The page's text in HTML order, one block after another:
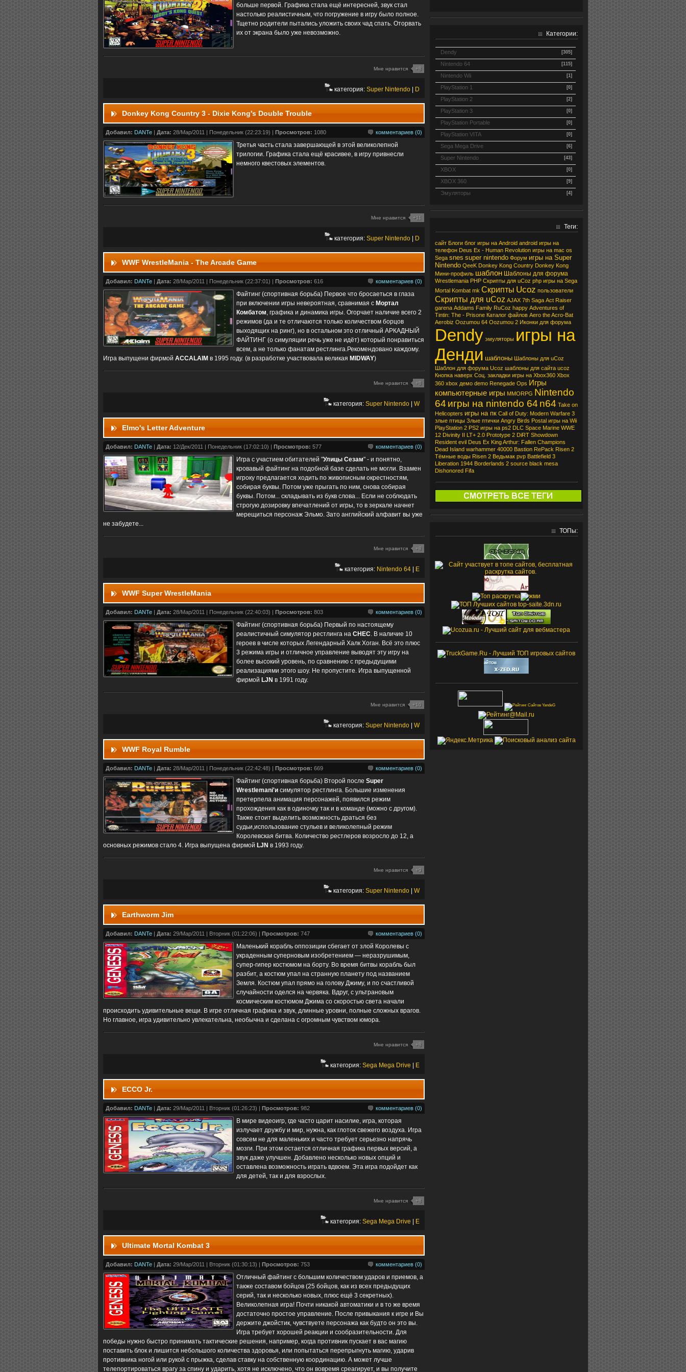
больше первой. Графика стала ещё интересней, звук стал
настолько реалистичным, что погружение в игру было полное.
Тщетно родители пытались уложить своих чад спать. Оторвать
их от экрана было уже невозможно.
Мне нравится +8
категория: Super Nintendo D
Donkey Kong Country 3 - Dixie Kong's Double Trouble
комментариев (0)
Добавил: DANTe | Дата: 28/Мар/2011 | Понедельник (22:23:19) | Просмотров: 1080
Третья часть стала завершающей в этой великолепной
трилогии. Графика стала ещё красивее, в игру привнесли
немного квестовых элементов.
Мне нравится +11
категория: Super Nintendo D
WWF WrestleMania - The Arcade Game
комментариев (0)
Добавил: DANTe | Дата: 28/Мар/2011 | Понедельник (22:37:01) | Просмотров: 616
Файтинг (спортивная борьба) Первое что бросаеться в глаза
при включении игры невероятная, сравнимая с Мортал
Комбатом, графика и динамика игры. Огорчает наличие всего 2
режимов (да и те отличаются только количеством борцов
выходящих на ринг), но в остальном это отличный АРКАДНЫЙ
ФАЙТИНГ (о симуляции речь уже не идёт) который понравиться
всем, а не только фанатам рестлинга.Рекомендовано каждому.
Игра выпущени фирмой ACCALAIM в 1995 году. (в разработке участвовала великая MIDWAY)
Мне нравится +8
категория: Super Nintendo W
Elmo's Letter Adventure
комментариев (0)
Добавил: DANTe | Дата: 12/Дек/2011 | Понедельник (17:02:10) | Просмотров: 577
Игра с участием обитателей "Улицы Сезам" - и понятно,
кровавый файтинг на подобной базе сделать не могли. Взамен
игроку предлагается ходить по живописным окрестностям,
собирая буквы. Потом уже прыгать по ним, снова собирая
буквы. Потом... складывать из букв слова... Если не соблюдать
строгую дозировку впечатлений от игры, то в зеркале начнет
мерещиться персонаж Эльмо. Зато английский алфавит вы уже
не забудете...
Мне нравится +8
категория: Nintendo 64 E
WWF Super WrestleMania
комментариев (0)
Добавил: DANTe | Дата: 28/Мар/2011 | Понедельник (22:40:03) | Просмотров: 803
Файтинг (спортивная борьба) Первый по настоящему
реалистичный симулятор рестлинга на СНЕС. В наличие 10
героев в числе которых Легендарный Халк Хоган. Всё это плюс
3 режима игры и отличное управление выводят эту игру на
более высокий уровень, по сравнению с предыдущими
реализациями этого шоу. Не пропустите. Игра выпущенной
фирмой LJN в 1991 году.
Мне нравится +10
категория: Super Nintendo W
WWF Royal Rumble
комментариев (0)
Добавил: DANTe | Дата: 28/Мар/2011 | Понедельник (22:42:48) | Просмотров: 669
Файтинг (спортивная борьба) Второй после Super
Wrestlemani'и симулятор рестлинга. Большие изменения
претерпела анимация персонажей, появился режим
прохождения как в одиночку так и в команде (можно с другом).
Также стоит выделить возможность драться без
судьи,использование стульев и великолепный режим
Королевская битва. Количество рестлеров возросло до 12, а
основных режимов стало 4. Игра выпущена фирмой LJN в 1993 году.
Мне нравится +9
категория: Super Nintendo W
Earthworm Jim
комментариев (0)
Добавил: DANTe | Дата: 29/Мар/2011 | Вторник (01:22:06) | Просмотров: 747
Маленький корабль оппозиции сбегает от злой Королевы с
украденным суперновым изобретением — неразрушимым,
супер-гипер костюмом на борту. Во время битвы корабль был
разбит, а костюм упал на странную планету под названием
Земля. Костюм упал прямо на голову Джиму, и по счастливой
случайности оделся на червяка. Вдруг, с ультрановым
космическим костюмом Джима со скоростью света начали
происходить удивительные вещи. В игре отличная графика и звук, длинные уровни, полные сложных врагов.
Но главное, игра удивительно увлекательна, необычна и сделана с огромным чувством юмора.
Мне нравится +8
категория: Sega Mega Drive E
ECCO Jr.
комментариев (0)
Добавил: DANTe | Дата: 29/Мар/2011 | Вторник (01:26:23) | Просмотров: 982
В мире видеоигр, где часто царит насилие, игра, которая
излучает дружбу и мир, нужна, как глоток свежего воздуха. Игра
совсем не для маленьких и часто требует серьезно напрячь
мозги. При этом остается отличная графика первых версий, а
звук даже улучшен. Добавлено несколько новых опций и
оставлена возможность играть вдвоем. Эта игра подойдет как
для детей, так и для взрослых.
Мне нравится +8
категория: Sega Mega Drive E
Ultimate Mortal Kombat 3
комментариев (0)
Добавил: DANTe | Дата: 29/Мар/2011 | Вторник (01:30:13) | Просмотров: 753
Отличный файтинг с большим количеством ударов и приемов, а
также составом бойцов (25 бойцов, как из всех предыдущих
серий, так и несколько новых, плюс ещё 3 секретных).
Великолепная игра! Почти никакой автоматики и в то же время
достаточно простое управление. После привыкания к игре и Вы
держите джойстик, чувствуете персонажа как будто он это вы.
Игра требует хорошей реакции и сообразительности. Для
победы нужно быстро принимать тактические решения, например, когда противник пускает в вас магию
поставить блок и лишится небольшого количества здоровья, или попытаться перепрыгнуть магию, ударив
противника ногой или рукой с прыжка, сделав ставку на собственную координацию. А может лучше
телепортироваться врагу за спину и ударить, хотя не исключено, что он вовремя среагирует, и вы получите
Категории:
Dendy [305]
Nintendo 64 [115]
Nintendo Wii [1]
PlayStation 1 [0]
PlayStation 2 [2]
PlayStation 3 [0]
PlayStation Portable [0]
PlayStation VITA [0]
Sega Mega Drive [6]
Super Nintendo [43]
XBOX [0]
XBOX 360 [9]
Эмуляторы [4]
Теги:
сайт Блоги блог игры на Android android игры на
телефон Deus Ex - Human Revolution игры на mac os
Sega snes super nintendo Форум игры на Super
Nintendo QeeK Donkey Kong Country Donkey Kong
Мини-профиль шаблон Шаблоны для форума
Wrestlemania PHP Скрипты для uCoz php игры на Sega
Mortal Kombat mk Скрипты Ucoz пользователи
Скрипты для uCoz AJAX 7th Saga Act Raiser
garena Addams Family RuCoz happy Adventures of
Tintin: The - Prisone Каталог файлов Aero the Acro-Bat
Aerobiz Oozumou 64 Oozumou 2 Иконки для форума
Dendy эмуляторы игры на
Денди шаблоны Шаблоны для uCoz
Шаблон для форума Ucoz шаблоны для сайта ucoz
Кнопка наверх Cоц. закладки игры на Xbox360 Xbox
360 xbox демо demo Renegade Ops Игры
компьютерные игры MMORPG Nintendo
64 игры на nintendo 64 n64 Take on
Helicopters игры на пк Call of Duty: Modern Warfare 3
злые птицы Злые птички Angry Birds Postal игры на Wii
PlayStation 2 PS2 игры на ps2 DLC Space Marine WWE
12 Divinity II LT+ 2.0 Prototype 2 DiRT Showdown
Resident evil Deus Ex King Arthur: Fallen Champions
Dead Island warhammer 40000 Bastion RePack Risen 2
Тёмные воды Risen 2 Ведьмак pvp Battlefield 3
Liberation 1944 Borderlands 2 source black mesa
Dishonored Fifa
ТОПы: